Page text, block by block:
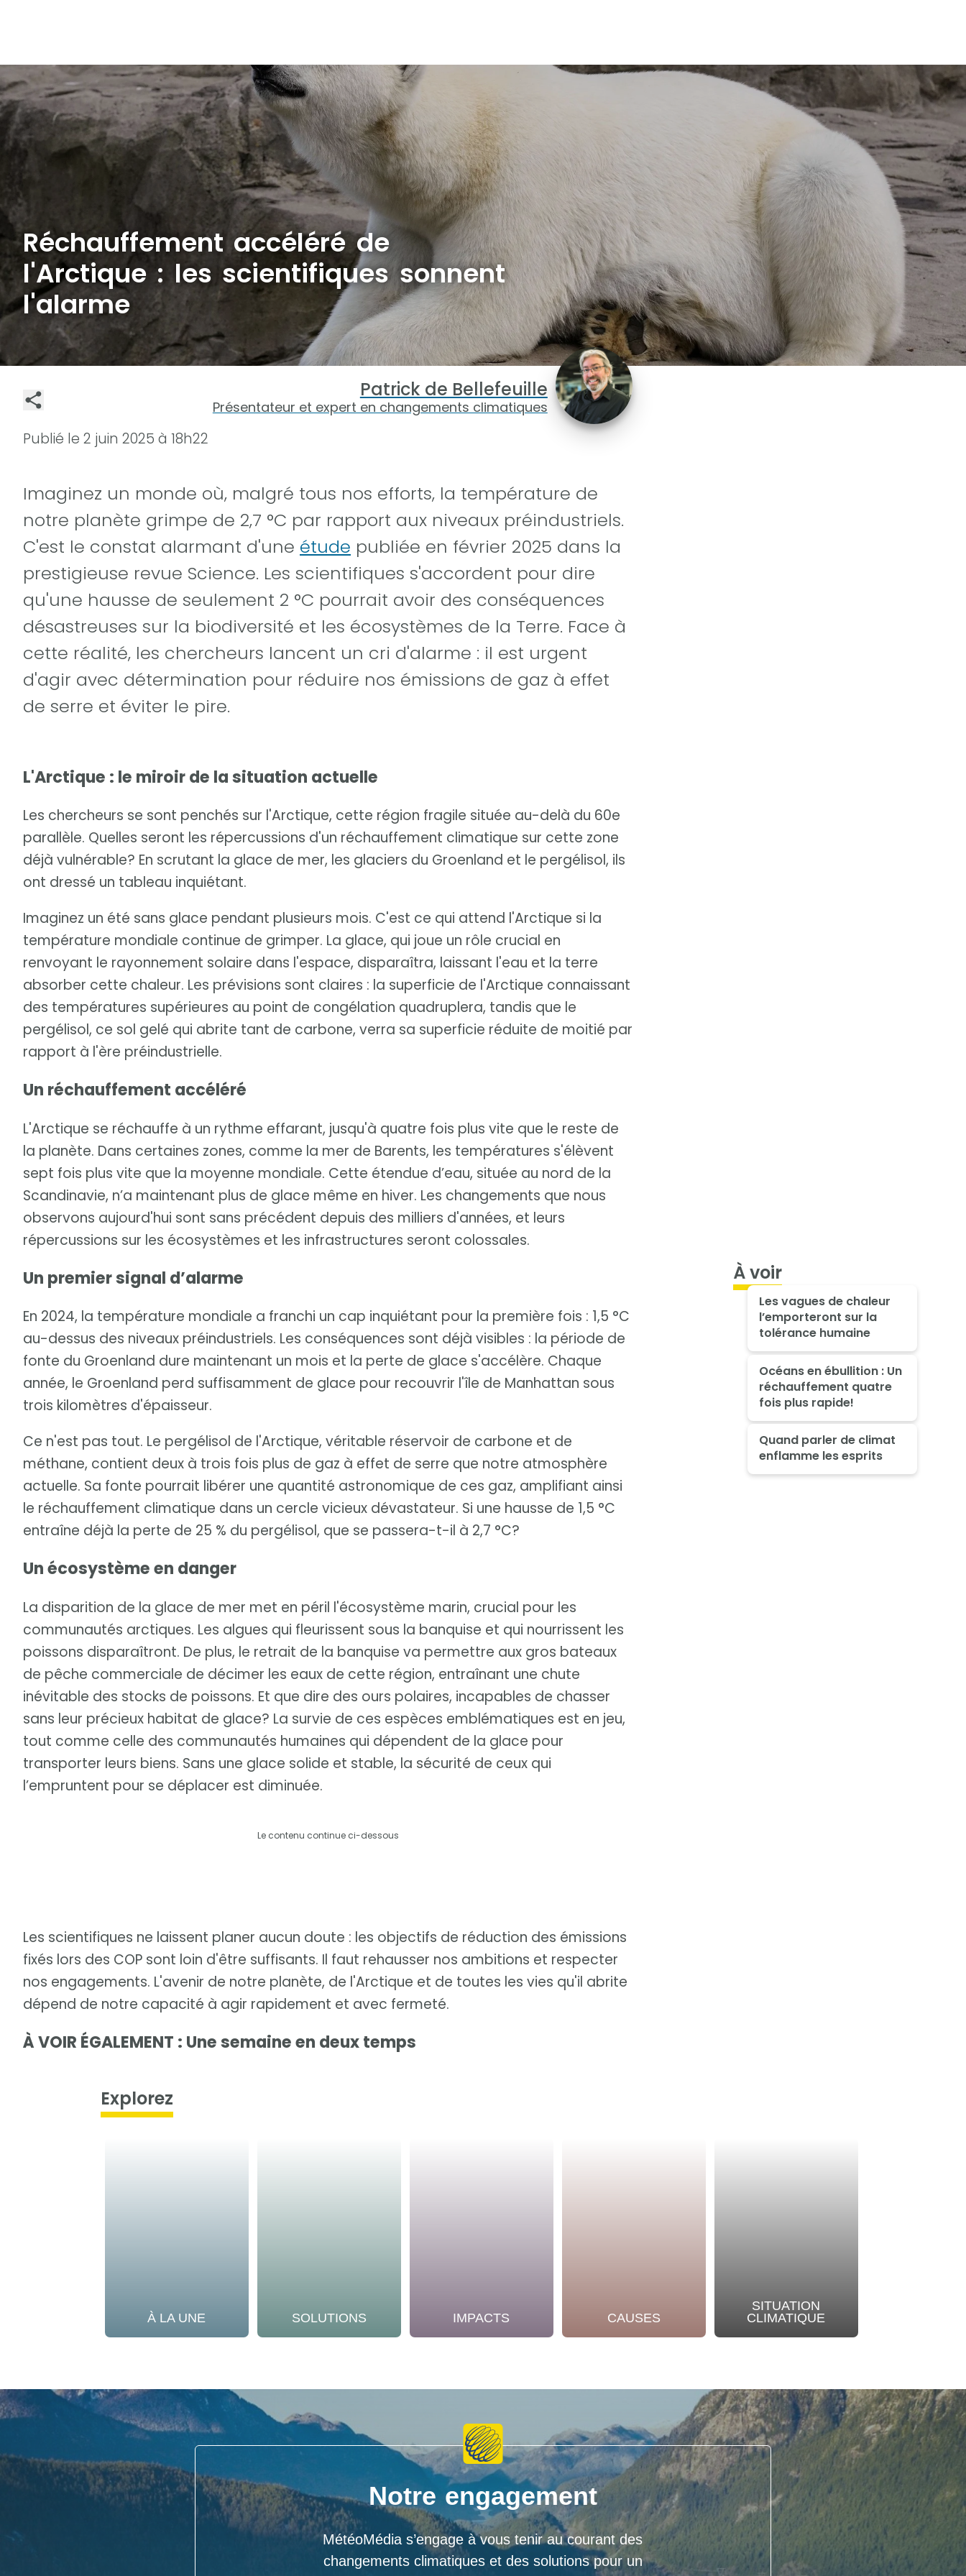
Réchauffement accéléré de
l'Arctique : les scientifiques sonnent
l'alarme
Patrick de Bellefeuille
Présentateur et expert en changements climatiques
Publié le 2 juin 2025 à 18h22
Imaginez un monde où, malgré tous nos efforts, la température de
notre planète grimpe de 2,7 °C par rapport aux niveaux préindustriels.
C'est le constat alarmant d'une étude publiée en février 2025 dans la
prestigieuse revue Science. Les scientifiques s'accordent pour dire
qu'une hausse de seulement 2 °C pourrait avoir des conséquences
désastreuses sur la biodiversité et les écosystèmes de la Terre. Face à
cette réalité, les chercheurs lancent un cri d'alarme : il est urgent
d'agir avec détermination pour réduire nos émissions de gaz à effet
de serre et éviter le pire.
L'Arctique : le miroir de la situation actuelle
Les chercheurs se sont penchés sur l'Arctique, cette région fragile située au-delà du 60e
parallèle. Quelles seront les répercussions d'un réchauffement climatique sur cette zone
déjà vulnérable? En scrutant la glace de mer, les glaciers du Groenland et le pergélisol, ils
ont dressé un tableau inquiétant.
Imaginez un été sans glace pendant plusieurs mois. C'est ce qui attend l'Arctique si la
température mondiale continue de grimper. La glace, qui joue un rôle crucial en
renvoyant le rayonnement solaire dans l'espace, disparaîtra, laissant l'eau et la terre
absorber cette chaleur. Les prévisions sont claires : la superficie de l'Arctique connaissant
des températures supérieures au point de congélation quadruplera, tandis que le
pergélisol, ce sol gelé qui abrite tant de carbone, verra sa superficie réduite de moitié par
rapport à l'ère préindustrielle.
Un réchauffement accéléré
L'Arctique se réchauffe à un rythme effarant, jusqu'à quatre fois plus vite que le reste de
la planète. Dans certaines zones, comme la mer de Barents, les températures s'élèvent
sept fois plus vite que la moyenne mondiale. Cette étendue d’eau, située au nord de la
Scandinavie, n’a maintenant plus de glace même en hiver. Les changements que nous
observons aujourd'hui sont sans précédent depuis des milliers d'années, et leurs
répercussions sur les écosystèmes et les infrastructures seront colossales.
Un premier signal d’alarme
En 2024, la température mondiale a franchi un cap inquiétant pour la première fois : 1,5 °C
au-dessus des niveaux préindustriels. Les conséquences sont déjà visibles : la période de
fonte du Groenland dure maintenant un mois et la perte de glace s'accélère. Chaque
année, le Groenland perd suffisamment de glace pour recouvrir l'île de Manhattan sous
trois kilomètres d'épaisseur.
Ce n'est pas tout. Le pergélisol de l'Arctique, véritable réservoir de carbone et de
méthane, contient deux à trois fois plus de gaz à effet de serre que notre atmosphère
actuelle. Sa fonte pourrait libérer une quantité astronomique de ces gaz, amplifiant ainsi
le réchauffement climatique dans un cercle vicieux dévastateur. Si une hausse de 1,5 °C
entraîne déjà la perte de 25 % du pergélisol, que se passera-t-il à 2,7 °C?
Un écosystème en danger
La disparition de la glace de mer met en péril l'écosystème marin, crucial pour les
communautés arctiques. Les algues qui fleurissent sous la banquise et qui nourrissent les
poissons disparaîtront. De plus, le retrait de la banquise va permettre aux gros bateaux
de pêche commerciale de décimer les eaux de cette région, entraînant une chute
inévitable des stocks de poissons. Et que dire des ours polaires, incapables de chasser
sans leur précieux habitat de glace? La survie de ces espèces emblématiques est en jeu,
tout comme celle des communautés humaines qui dépendent de la glace pour
transporter leurs biens. Sans une glace solide et stable, la sécurité de ceux qui
l’empruntent pour se déplacer est diminuée.
Le contenu continue ci-dessous
Les scientifiques ne laissent planer aucun doute : les objectifs de réduction des émissions
fixés lors des COP sont loin d'être suffisants. Il faut rehausser nos ambitions et respecter
nos engagements. L'avenir de notre planète, de l'Arctique et de toutes les vies qu'il abrite
dépend de notre capacité à agir rapidement et avec fermeté.
À VOIR ÉGALEMENT : Une semaine en deux temps
À voir
Les vagues de chaleur
l’emporteront sur la
tolérance humaine
Océans en ébullition : Un
réchauffement quatre
fois plus rapide!
Quand parler de climat
enflamme les esprits
Explorez
À LA UNE SOLUTIONS IMPACTS CAUSES
SITUATION
CLIMATIQUE
Notre engagement
MétéoMédia s’engage à vous tenir au courant des
changements climatiques et des solutions pour un